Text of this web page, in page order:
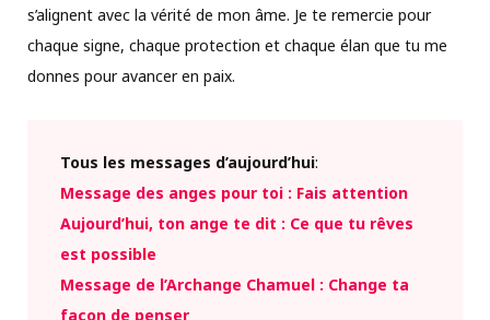
s’alignent avec la vérité de mon âme. Je te remercie pour
chaque signe, chaque protection et chaque élan que tu me
donnes pour avancer en paix.
Tous les messages d’aujourd’hui:
Message des anges pour toi : Fais attention
Aujourd’hui, ton ange te dit : Ce que tu rêves
est possible
Message de l’Archange Chamuel : Change ta
façon de penser